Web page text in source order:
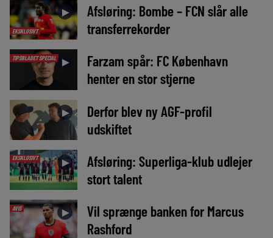
EKSKLUSIVT
►
Afsløring: Bombe – FCN slår alle
transferrekorder
TIPSBLADET SPECIAL ►
Farzam spår: FC København
henter en stor stjerne
►
Derfor blev ny AGF-profil
udskiftet
EKSKLUSIVT ►
Afsløring: Superliga-klub udlejer
stort talent
AVIS ►
Vil sprænge banken for Marcus
Rashford